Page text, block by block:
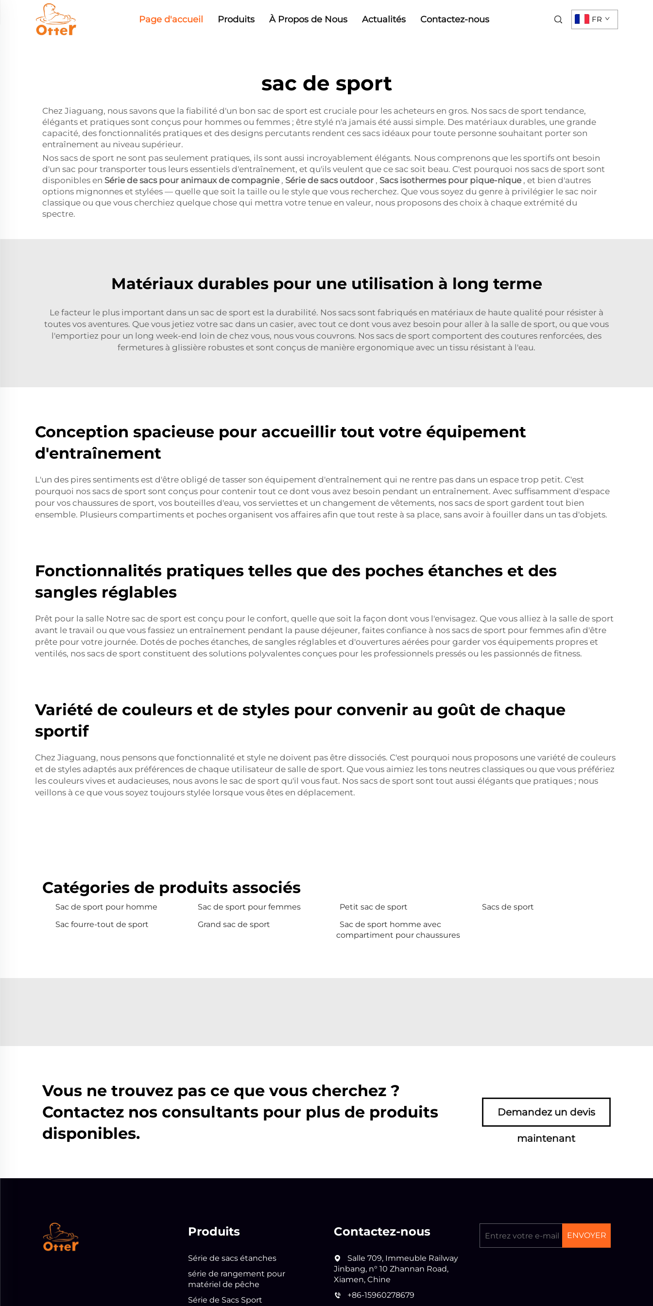
Page d'accueil Produits À Propos de Nous Actualités Contactez-nous FR
sac de sport
Chez Jiaguang, nous savons que la fiabilité d'un bon sac de sport est cruciale pour les acheteurs en gros. Nos sacs de sport tendance,
élégants et pratiques sont conçus pour hommes ou femmes ; être stylé n'a jamais été aussi simple. Des matériaux durables, une grande
capacité, des fonctionnalités pratiques et des designs percutants rendent ces sacs idéaux pour toute personne souhaitant porter son
entraînement au niveau supérieur.
Nos sacs de sport ne sont pas seulement pratiques, ils sont aussi incroyablement élégants. Nous comprenons que les sportifs ont besoin
d'un sac pour transporter tous leurs essentiels d'entraînement, et qu'ils veulent que ce sac soit beau. C'est pourquoi nos sacs de sport sont
disponibles en Série de sacs pour animaux de compagnie , Série de sacs outdoor , Sacs isothermes pour pique-nique , et bien d'autres
options mignonnes et stylées — quelle que soit la taille ou le style que vous recherchez. Que vous soyez du genre à privilégier le sac noir
classique ou que vous cherchiez quelque chose qui mettra votre tenue en valeur, nous proposons des choix à chaque extrémité du
spectre.
Matériaux durables pour une utilisation à long terme
Le facteur le plus important dans un sac de sport est la durabilité. Nos sacs sont fabriqués en matériaux de haute qualité pour résister à
toutes vos aventures. Que vous jetiez votre sac dans un casier, avec tout ce dont vous avez besoin pour aller à la salle de sport, ou que vous
l'emportiez pour un long week-end loin de chez vous, nous vous couvrons. Nos sacs de sport comportent des coutures renforcées, des
fermetures à glissière robustes et sont conçus de manière ergonomique avec un tissu résistant à l'eau.
Conception spacieuse pour accueillir tout votre équipement
d'entraînement
L'un des pires sentiments est d'être obligé de tasser son équipement d'entraînement qui ne rentre pas dans un espace trop petit. C'est
pourquoi nos sacs de sport sont conçus pour contenir tout ce dont vous avez besoin pendant un entraînement. Avec suffisamment d'espace
pour vos chaussures de sport, vos bouteilles d'eau, vos serviettes et un changement de vêtements, nos sacs de sport gardent tout bien
ensemble. Plusieurs compartiments et poches organisent vos affaires afin que tout reste à sa place, sans avoir à fouiller dans un tas d'objets.
Fonctionnalités pratiques telles que des poches étanches et des
sangles réglables
Prêt pour la salle Notre sac de sport est conçu pour le confort, quelle que soit la façon dont vous l'envisagez. Que vous alliez à la salle de sport
avant le travail ou que vous fassiez un entraînement pendant la pause déjeuner, faites confiance à nos sacs de sport pour femmes afin d'être
prête pour votre journée. Dotés de poches étanches, de sangles réglables et d'ouvertures aérées pour garder vos équipements propres et
ventilés, nos sacs de sport constituent des solutions polyvalentes conçues pour les professionnels pressés ou les passionnés de fitness.
Variété de couleurs et de styles pour convenir au goût de chaque
sportif
Chez Jiaguang, nous pensons que fonctionnalité et style ne doivent pas être dissociés. C'est pourquoi nous proposons une variété de couleurs
et de styles adaptés aux préférences de chaque utilisateur de salle de sport. Que vous aimiez les tons neutres classiques ou que vous préfériez
les couleurs vives et audacieuses, nous avons le sac de sport qu'il vous faut. Nos sacs de sport sont tout aussi élégants que pratiques ; nous
veillons à ce que vous soyez toujours stylée lorsque vous êtes en déplacement.
Catégories de produits associés
Sac de sport pour homme Sac de sport pour femmes Petit sac de sport
Sacs de sport
Sac fourre-tout de sport
Grand sac de sport
Sac de sport homme avec
compartiment pour chaussures
Vous ne trouvez pas ce que vous cherchez ?
Contactez nos consultants pour plus de produits
disponibles.
Demandez un devis
maintenant
Produits
Série de sacs étanches
série de rangement pour
matériel de pêche
Série de Sacs Sport
Contactez-nous
Salle 709, Immeuble Railway
Jinbang, n° 10 Zhannan Road,
Xiamen, Chine
+86-15960278679
ENVOYER